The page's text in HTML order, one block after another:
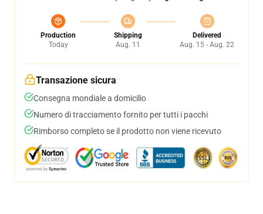
Production
Today
Shipping
Aug. 11
Delivered
Aug. 15 - Aug. 22
Transazione sicura
Consegna mondiale a domicilio
Numero di tracciamento fornito per tutti i pacchi
Rimborso completo se il prodotto non viene ricevuto